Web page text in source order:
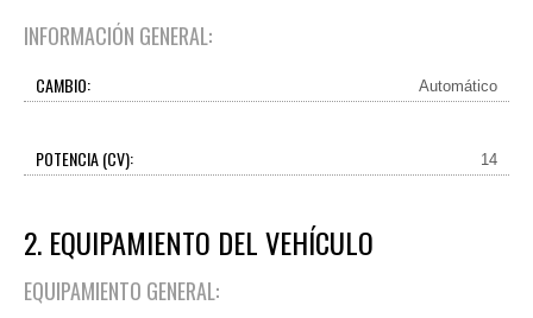
INFORMACIÓN GENERAL:
CAMBIO: Automático
POTENCIA (CV): 14
2. EQUIPAMIENTO DEL VEHÍCULO
EQUIPAMIENTO GENERAL: